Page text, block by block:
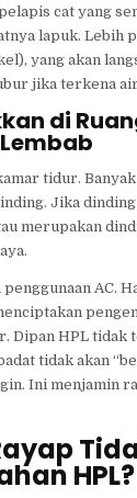
cat yang
lapuk. Lebih
yang akan
jika terkena
di
tidur.
Jika
merupakan
AC.
Dipan HPL tidak
tidak akan
Ini menjamin
HPL?